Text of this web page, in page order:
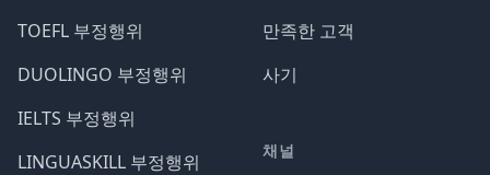
TOEFL 부정행위
DUOLINGO 부정행위
IELTS 부정행위
LINGUASKILL 부정행위
만족한 고객
사기
채널